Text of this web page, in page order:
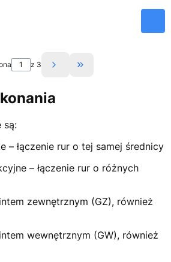
z 3 Przejdź do ostatniej
są:
– łączenie rur o tej samej średnicy
– łączenie rur o różnych
zewnętrznym (GZ), również
wewnętrznym (GW), również